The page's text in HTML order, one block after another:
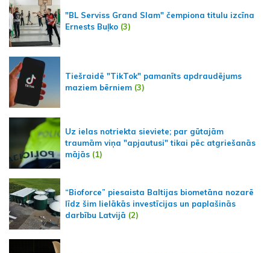
"BL Serviss Grand Slam" čempiona titulu izcīna
Ernests Buļko (3)
Tiešraidē "TikTok" pamanīts apdraudējums
maziem bērniem (3)
Uz ielas notriekta sieviete; par gūtajām
traumām viņa "apjautusi" tikai pēc atgriešanās
mājās (1)
“Bioforce” piesaista Baltijas biometāna nozarē
līdz šim lielākās investīcijas un paplašinās
darbību Latvijā (2)